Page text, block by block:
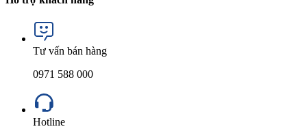
Tư vấn bán hàng
0971 588 000
Hotline